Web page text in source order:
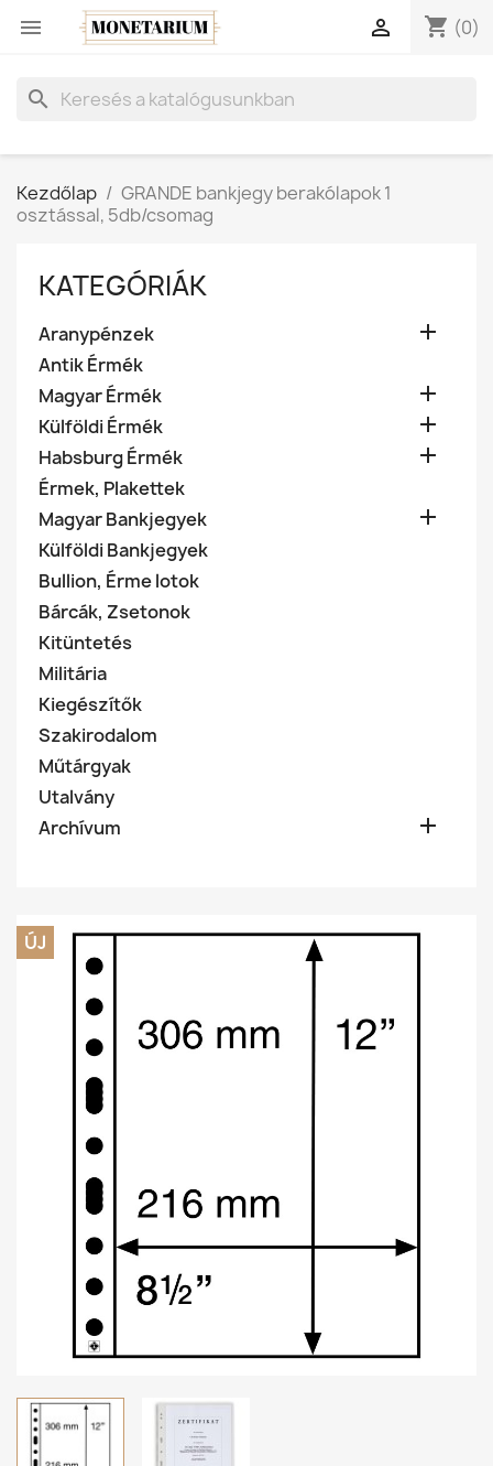
 shopping_cart (0)

search
Kezdőlap
GRANDE bankjegy berakólapok 1
osztással, 5db/csomag
KATEGÓRIÁK
Aranypénzek 
Antik Érmék
Magyar Érmék

Külföldi Érmék 
Habsburg Érmék 
Érmek, Plakettek
Magyar Bankjegyek

Külföldi Bankjegyek
Bullion, Érme lotok
Bárcák, Zsetonok
Kitüntetés
Militária
Kiegészítők
Szakirodalom
Műtárgyak
Utalvány
Archívum

ÚJ